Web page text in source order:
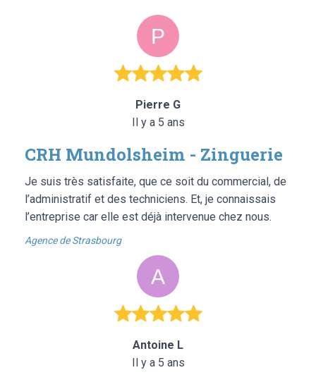
Pierre G
Il y a 5 ans
CRH Mundolsheim - Zinguerie
Je suis très satisfaite, que ce soit du commercial, de
l’administratif et des techniciens. Et, je connaissais
l’entreprise car elle est déjà intervenue chez nous.
Agence de Strasbourg
Antoine L
Il y a 5 ans